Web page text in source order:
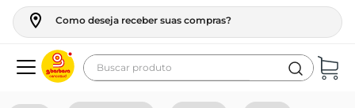
Como deseja receber suas compras?
Buscar produto